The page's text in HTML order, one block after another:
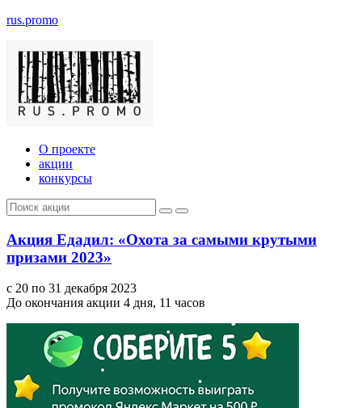
rus.promo
О проекте
акции
конкурсы
Акция Едадил: «Охота за самыми крутыми
призами 2023»
с 20 по 31 декабря 2023
До окончания акции 4 дня, 11 часов